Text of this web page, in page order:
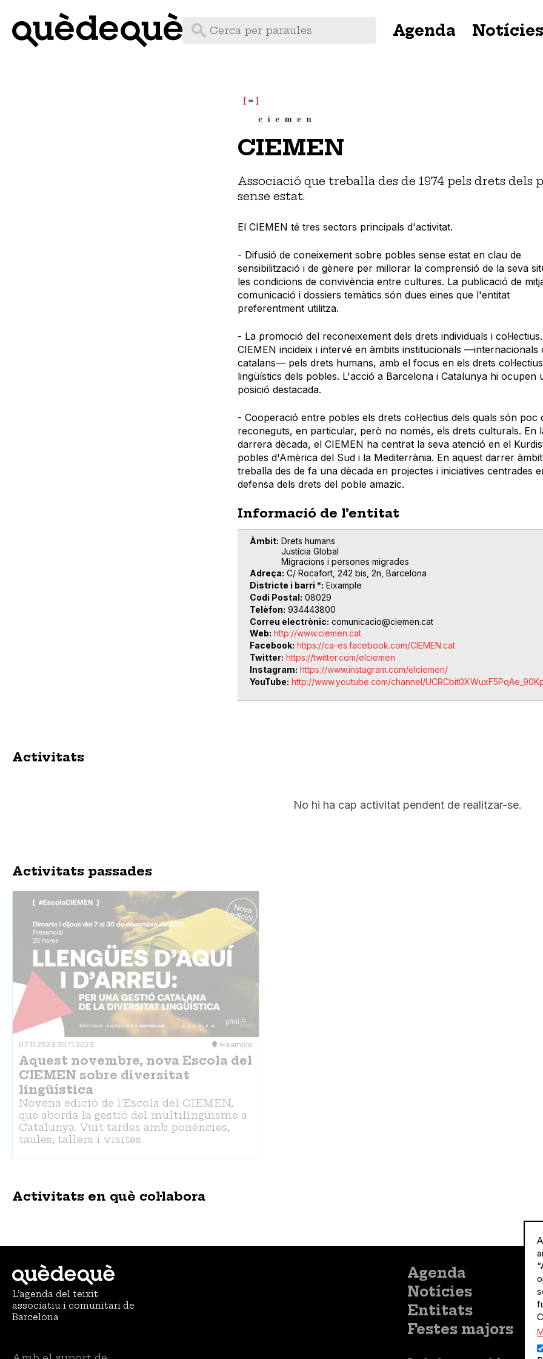
principal
Agenda Notícies
CIEMEN
Associació que treballa des de 1974 pels drets dels
sense estat.
El CIEMEN té tres sectors principals d'activitat.
- Difusió de coneixement sobre pobles sense estat en clau de
sensibilització i de gènere per millorar la comprensió de la seva
les condicions de convivència entre cultures. La publicació de
comunicació i dossiers temàtics són dues eines que l'entitat
preferentment utilitza.
- La promoció del reconeixement dels drets individuals i
CIEMEN incideix i intervé en àmbits institucionals —internacionals
catalans— pels drets humans, amb el focus en els drets
lingüístics dels pobles. L'acció a Barcelona i Catalunya hi ocupen
posició destacada.
- Cooperació entre pobles els drets col·lectius dels quals són poc
reconeguts, en particular, però no només, els drets culturals. En
darrera dècada, el CIEMEN ha centrat la seva atenció en el
pobles d'Amèrica del Sud i la Mediterrània. En aquest darrer
treballa des de fa una dècada en projectes i iniciatives centrades
defensa dels drets del poble amazic.
Informació de l’entitat
Àmbit Drets humans
Justícia Global
Migracions i persones migrades
Adreça C/ Rocafort, 242 bis, 2n, Barcelona
Districte i barri * Eixample
Codi Postal 08029
Telèfon 934443800
Correu electrònic comunicacio@ciemen.cat
Web
http://www.ciemen.cat
Facebook https://ca-es.facebook.com/CIEMEN.cat
Twitter https://twitter.com/elciemen
Instagram https://www.instagram.com/elciemen/
YouTube http://www.youtube.com/channel/
Activitats
No hi ha cap activitat pendent de realitzar-se.
Activitats passades
07.11.2023 30.11.2023 Eixample
Aquest novembre, nova Escola del
CIEMEN sobre diversitat
lingüística
Novena edició de l'Escola del CIEMEN,
que aborda la gestió del multilingüisme a
Catalunya. Vuit tardes amb ponències,
taules, tallers i visites
Activitats en què col·labora
L’agenda del teixit
associatiu i comunitari de
Barcelona
Menú
principal
Agenda
Notícies
Entitats
Festes majors